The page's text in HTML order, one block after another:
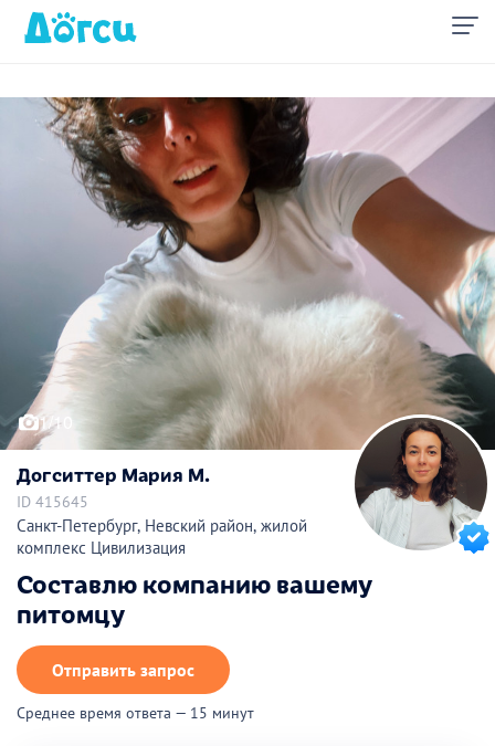
1/10
Догситтер Мария М.
ID 415645
Санкт-Петербург, Невский район, жилой
комплекс Цивилизация
Составлю компанию вашему
питомцу
Отправить запрос
Среднее время ответа — 15 минут